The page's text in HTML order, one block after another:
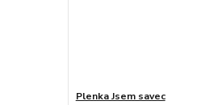
Plenka Jsem savec